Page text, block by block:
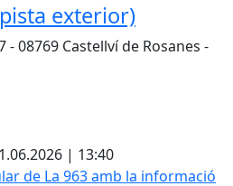
exterior)
- 08769 Castellví de Rosanes -
| 13:40
de La 963 amb la informació